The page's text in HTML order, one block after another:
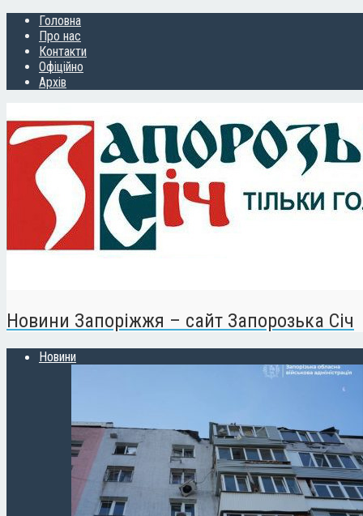
Головна
Про нас
Контакти
Офіційно
Архів
Новини Запоріжжя – сайт Запорозька Січ
Новини